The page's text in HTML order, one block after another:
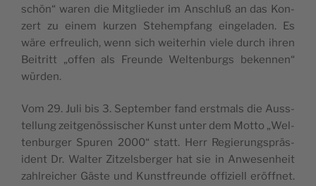
schön“ waren die Mit­gli­e­der im Ansc­hluß an das Kon­
zert zu einem kur­zen Ste­hem­p­fang ein­ge­la­den. Es
wäre erfre­u­lich, wenn sich wei­ter­hin vie­le durch ihren
Bei­tritt „offen als Fre­un­de Wel­ten­burgs beken­nen“
würden.
Vom 29. Juli bis 3. Sep­tem­ber fand erst­mals die Aus­s­
tel­lung zeit­ge­nös­si­sc­her Kunst unter dem Mot­to „Wel­
ten­bur­ger Spu­ren 2000“ statt. Herr Regi­e­rung­s­präs­
ident Dr. Wal­ter Zit­zel­sber­ger hat sie in Anwe­sen­he­it
zahl­re­ic­her Gäs­te und Kun­st­fre­un­de offi­zi­ell eröffnet.